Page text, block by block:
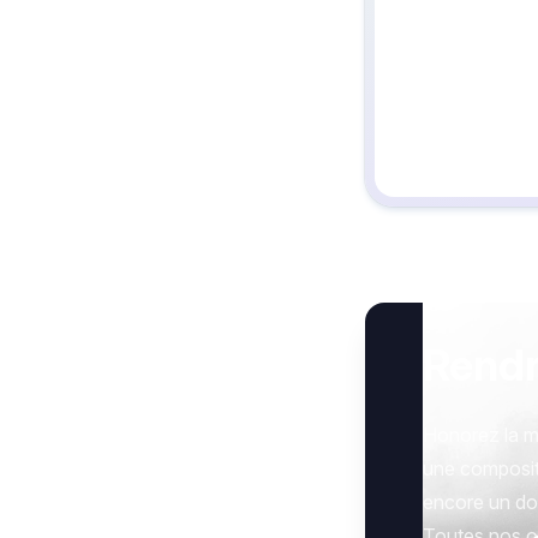
Honorez la
une
encore un